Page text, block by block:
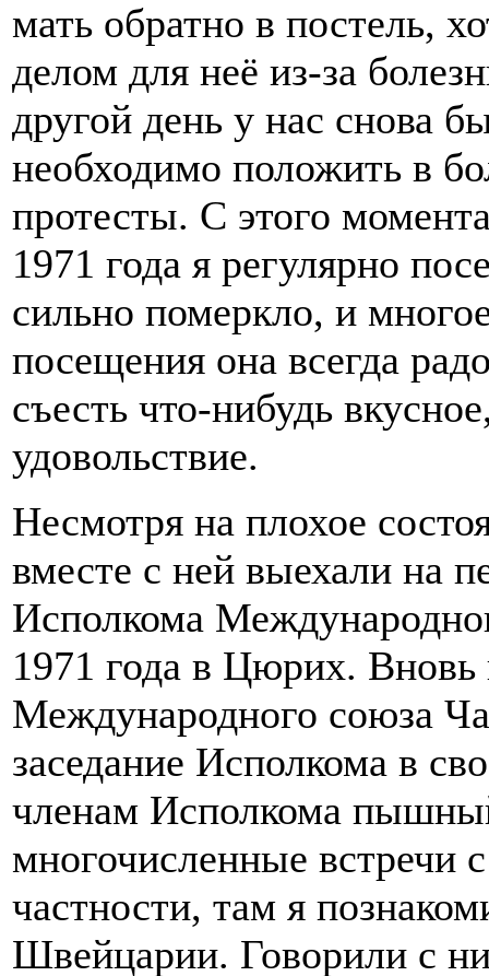
мать обратно в постель,
делом для неё из-за
другой день у нас снова
необходимо положить в
протесты. С этого
1971 года я регулярно
сильно померкло, и
посещения она всегда
съесть что-нибудь
удовольствие.
Несмотря на плохое
вместе с ней выехали на
Исполкома
1971 года в Цюрих. Вновь
Международного союза
заседание Исполкома в
членам Исполкома
многочисленные
частности, там я
Швейцарии. Говорили с